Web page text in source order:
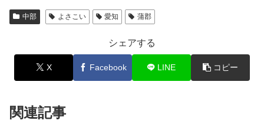
中部 よさこい 愛知 蒲郡
シェアする
X Facebook LINE コピー
関連記事